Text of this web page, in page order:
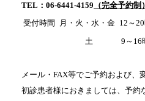
TEL：06-6441-4159 （完全予約制
受付時間
月・火・水・金 12～
土
9～16
メール・FAX等でご予約および、
初診患者様におきましては、予約